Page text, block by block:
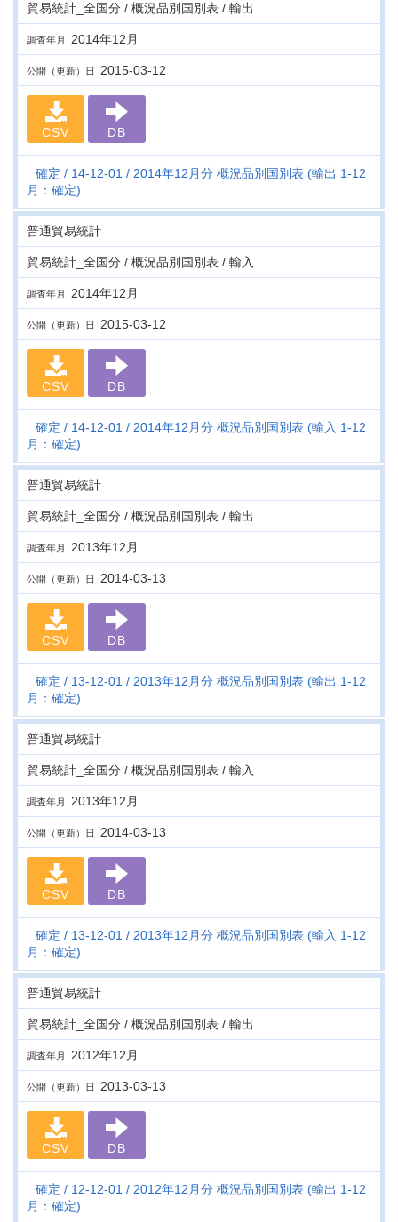
貿易統計_全国分 / 概況品別国別表 / 輸出
調査年月 2014年12月
公開（更新）日 2015-03-12
CSV DB
確定 14-12-01
2014年12月分 概況品別国別表 (輸出 1-12
月：確定)
普通貿易統計
貿易統計_全国分 / 概況品別国別表 / 輸入
調査年月 2014年12月
公開（更新）日 2015-03-12
CSV DB
確定 14-12-01
2014年12月分 概況品別国別表 (輸入 1-12
月：確定)
普通貿易統計
貿易統計_全国分 / 概況品別国別表 / 輸出
調査年月 2013年12月
公開（更新）日 2014-03-13
CSV DB
確定 13-12-01
2013年12月分 概況品別国別表 (輸出 1-12
月：確定)
普通貿易統計
貿易統計_全国分 / 概況品別国別表 / 輸入
調査年月 2013年12月
公開（更新）日 2014-03-13
CSV DB
確定 13-12-01
2013年12月分 概況品別国別表 (輸入 1-12
月：確定)
普通貿易統計
貿易統計_全国分 / 概況品別国別表 / 輸出
調査年月 2012年12月
公開（更新）日 2013-03-13
CSV DB
確定 12-12-01
2012年12月分 概況品別国別表 (輸出 1-12
月：確定)